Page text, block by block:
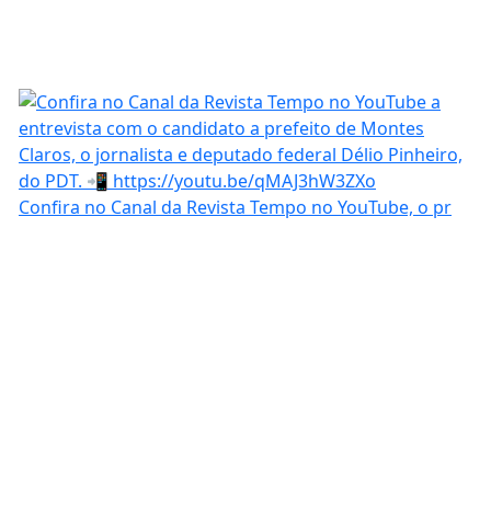
Confira no Canal da Revista Tempo no YouTube, o pr